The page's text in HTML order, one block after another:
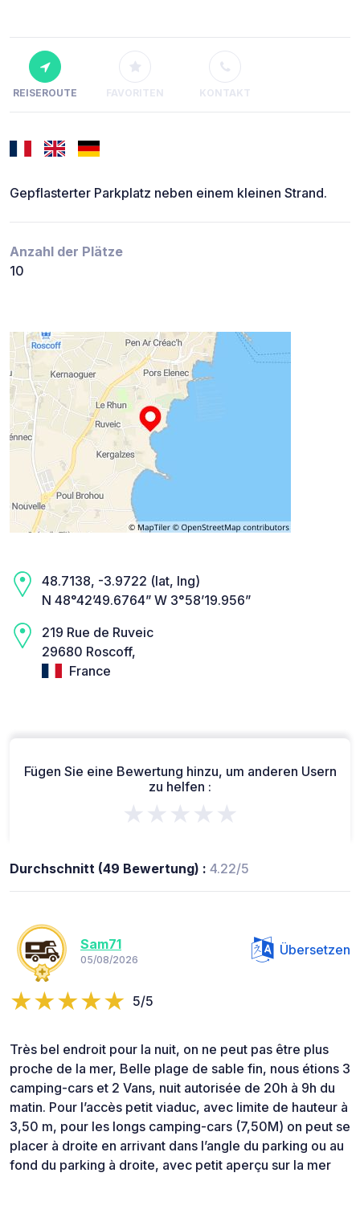
REISEROUTE FAVORITEN KONTAKT
Gepflasterter Parkplatz neben einem kleinen Strand.
Anzahl der Plätze
10
48.7138, -3.9722 (lat, lng)
N 48°42’49.6764” W 3°58’19.956”
219 Rue de Ruveic
29680 Roscoff,
France
Fügen Sie eine Bewertung hinzu, um anderen Usern
zu helfen :
★★★★★
Durchschnitt (49 Bewertung) : 4.22/5
Sam71
05/08/2026
Übersetzen
5/5
Très bel endroit pour la nuit, on ne peut pas être plus
proche de la mer, Belle plage de sable fin, nous étions 3
camping-cars et 2 Vans, nuit autorisée de 20h à 9h du
matin. Pour l’accès petit viaduc, avec limite de hauteur à
3,50 m, pour les longs camping-cars (7,50M) on peut se
placer à droite en arrivant dans l’angle du parking ou au
fond du parking à droite, avec petit aperçu sur la mer